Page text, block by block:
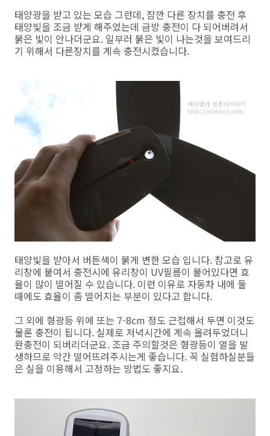
태양광을 받고 있는 모습 그런데, 잠깐 다른 장치를 충전 후
태양빛을 조금 받게 해주었는데 금방 충전이 다 되어버려서
붉은 빛이 안나더군요. 일부러 붉은 빛이 나는것을 보여드리
기 위해서 다른장치를 계속 충전시켰습니다.
태양빛을 받아서 버튼색이 붉게 변한 모습 입니다. 참고로 유
리창에 붙여서 충전시에 유리창이 UV필름이 붙어있다면 효
율이 많이 떨어질 수 있습니다. 이런 이유로 자동차 내에 둘
때에도 효율이 좀 떨어지는 부분이 있다고 합니다.
그 외에 형광등 위에 또는 7-8cm 정도 근접해서 두면 이것도
물론 충전이 됩니다. 실제로 저녁시간에 계속 올려두었더니
완충전이 되버리더군요. 조금 주의할것은 형광등이 열을 발
생하므로 약간 떨어뜨려주시는게 좋습니다. 꼭 실험하실분들
은 실을 이용해서 고정하는 방법도 좋지요.